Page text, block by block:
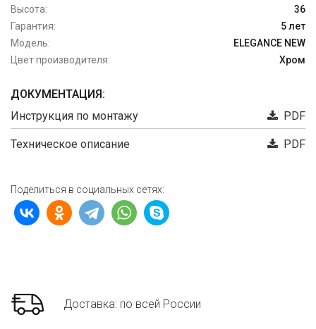
Высота:
36
Гарантия:
5 лет
Модель:
ELEGANCE NEW
Цвет производителя:
Хром
ДОКУМЕНТАЦИЯ:
Инструкция по монтажу
PDF
Техническое описание PDF
Поделиться в социальных сетях:
Доставка: по всей России